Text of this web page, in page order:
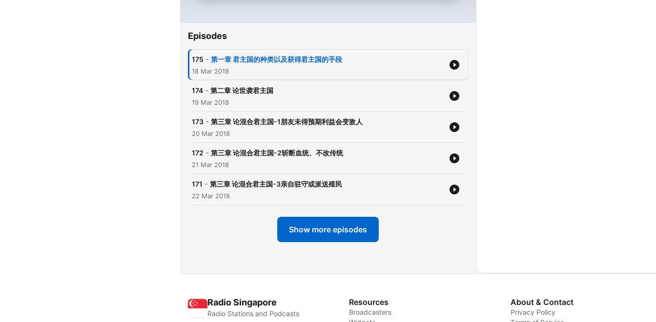
Episodes
175 - 第一章 君主国的种类以及获得君主国的手段
18 Mar 2018
174 - 第二章 论世袭君主国
19 Mar 2018
173 - 第三章 论混合君主国-1朋友未得预期利益会变敌人
20 Mar 2018
172 - 第三章 论混合君主国-2斩断血统、不改传统
21 Mar 2018
171 - 第三章 论混合君主国-3亲自驻守或派送殖民
22 Mar 2018
Show more episodes
Radio Singapore
Radio Stations and Podcasts
Resources
Broadcasters
About & Contact
Privacy Policy